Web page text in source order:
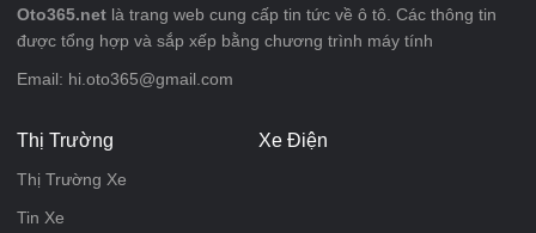
Oto365.net là trang web cung cấp tin tức về ô tô. Các thông tin
được tổng hợp và sắp xếp bằng chương trình máy tính
Email: hi.oto365@gmail.com
Thị Trường
Thị Trường Xe
Tin Xe
Xe Điện